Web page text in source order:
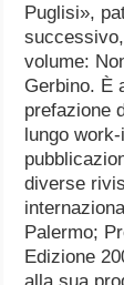
Puglisi»,
volume:
Gerbino. È
prefazione
lungo
diverse
Palermo;
Edizione